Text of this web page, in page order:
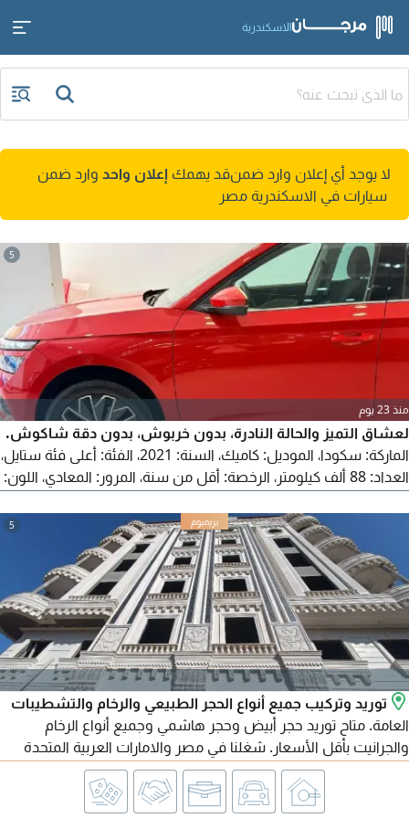
الاسكندرية
لا يوجد أي إعلان وارد ضمنقد يهمك إعلان واحد وارد ضمن
سيارات في الاسكندرية مصر
5
منذ 23 يوم
لعشاق التميز والحالة النادرة، بدون خربوش، بدون دقة شاكوش.
الماركة: سكودا، الموديل: كاميك، السنة: 2021، الفئة: أعلى فئة ستايل،
العداد: 88 ألف كيلومتر، الرخصة: أقل من سنة، المرور: المعادي، اللون:
متر، العربية بحالة الزيرو.
5
توريد وتركيب جميع أنواع الحجر الطبيعي والرخام والتشطيبات
العامة. متاح توريد حجر أبيض وحجر هاشمي وجميع أنواع الرخام
والجرانيت بأقل الأسعار. شغلنا في مصر والامارات العربية المتحدة
ومتاح تصدير لجميع الدول العربية. للتواصل